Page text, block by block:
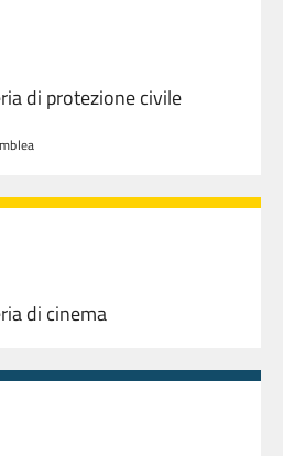
di protezione civile
di cinema